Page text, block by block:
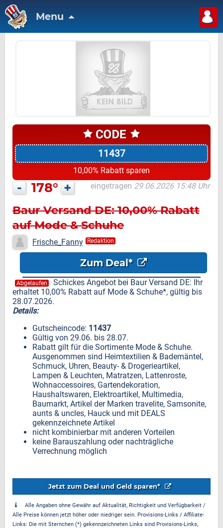
Menu
11437
10,00% Rabatt sparen
- 178° + eingetragen 29.06.2026 15:48 Uhr
Baur Versand DE: 10,00% Rabatt
auf Mode & Schuhe
Frische_Fanny Redaktion
Zum Deal*
Abgelaufen
Schickes Angebot bei Baur Versand DE: Ihr
erhaltet 10,00% Rabatt auf Mode & Schuhe*, gültig bis
28.07.2026.
Details:
Gutscheincode: 11437
Gültig von 29.06. bis 28.07.
Rabatt gilt für die Sortimente Mode & Schuhe.
Ausgenommen sind Heimtextilien & Bademäntel,
Schmuck, Uhren, Beauty- & Drogerieartikel,
Lampen & Leuchten, Matratzen, Lattenroste,
Wohnaccessoires, Gartendekoration,
Haushaltswaren, Elektroartikel, Multimedia,
Baumarkt, Artikel der Marken travelite, Samsonite,
aunts & uncles, Hauck und mit DEALS
gekennzeichnete Artikel
nicht kombinierbar mit anderen Vorteilen
keine Barauszahlung oder nachträgliche
Verrechnung möglich
Jetzt zum Deal und Geld sparen*
Alle Angaben ohne Gewähr auf Aktualität, Richtigkeit und Verfügbarkeit /
Alle Preise können jetzt höher oder niedriger sein. Provisions-Links / Affiliate-
Links: Die mit Sternchen (*) gekennzeichneten Links sind Provisions-Links,